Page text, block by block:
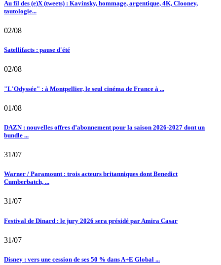
Au fil des (e)X (tweets) : Kavinsky, hommage, argentique, 4K, Clooney,
tautologie...
02/08
Satellifacts : pause d'été
02/08
"L'Odyssée" : à Montpellier, le seul cinéma de France à ...
01/08
DAZN : nouvelles offres d’abonnement pour la saison 2026-2027 dont un
bundle ...
31/07
Warner / Paramount : trois acteurs britanniques dont Benedict
Cumberbatch, ...
31/07
Festival de Dinard : le jury 2026 sera présidé par Amira Casar
31/07
Disney : vers une cession de ses 50 % dans A+E Global ...